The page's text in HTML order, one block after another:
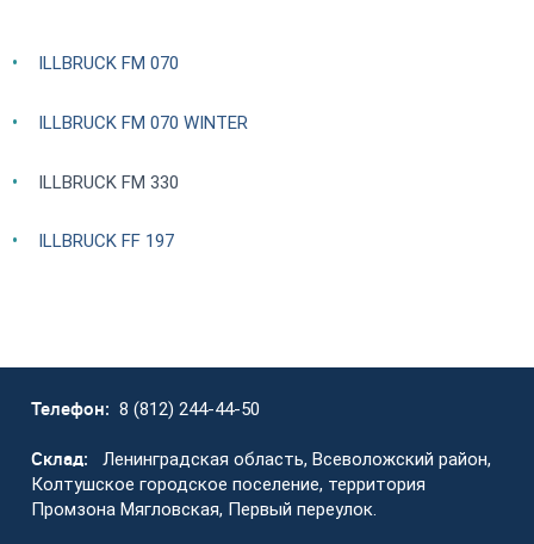
ILLBRUCK FM 070
ILLBRUCK FM 070 WINTER
ILLBRUCK FM 330
ILLBRUCK FF 197
Телефон: 8 (812) 244-44-50
Склад:
Ленинградская область, Всеволожский район,
Колтушское городское поселение, территория
Промзона Мягловская, Первый переулок.